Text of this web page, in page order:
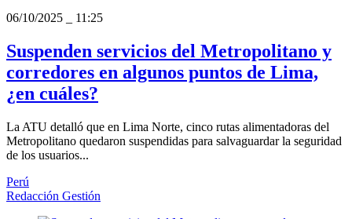
06/10/2025
11:25
Suspenden servicios del Metropolitano y
corredores en algunos puntos de Lima,
¿en cuáles?
La ATU detalló que en Lima Norte, cinco rutas alimentadoras del
Metropolitano quedaron suspendidas para salvaguardar la seguridad
de los usuarios...
Perú
Redacción Gestión